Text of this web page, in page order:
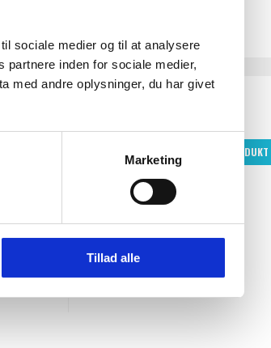
sociale medier og til at analysere
inden for sociale medier,
med andre oplysninger, du har givet
Marketing
Tillad alle
Inkl. moms
VIS PRODUKT